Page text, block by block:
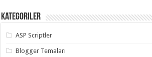
Kategoriler
ASP Scriptler
Blogger Temaları